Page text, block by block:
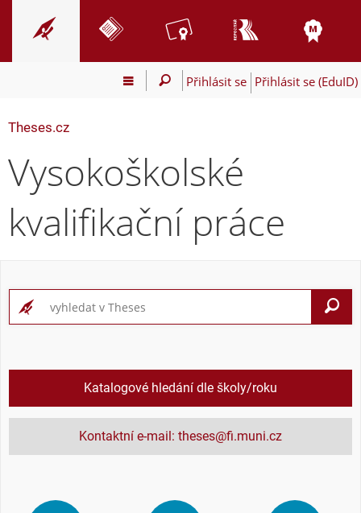
Přihlásit se Přihlásit se (EduID)
Theses.cz
Vysokoškolské
kvalifikační práce
Katalogové hledání dle školy/roku
Kontaktní e-mail: theses@fi.muni.cz